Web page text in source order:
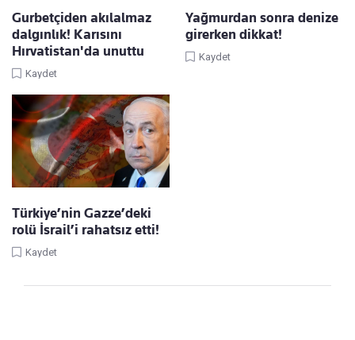
Gurbetçiden akılalmaz
dalgınlık! Karısını
Hırvatistan'da unuttu
Kaydet
Yağmurdan sonra denize
girerken dikkat!
Kaydet
Türkiye’nin Gazze’deki
rolü İsrail’i rahatsız etti!
Kaydet